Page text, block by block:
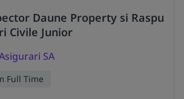
Daune Property si Raspu
Civile Junior
SA
Full Time